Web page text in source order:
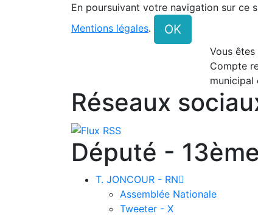
En poursuivant votre navigation sur ce
Mentions légales. OK
Vous êtes
Compte
municipal
Réseaux
Député -
T. JONCOUR - RN
Assemblée Nationale
Tweeter - X